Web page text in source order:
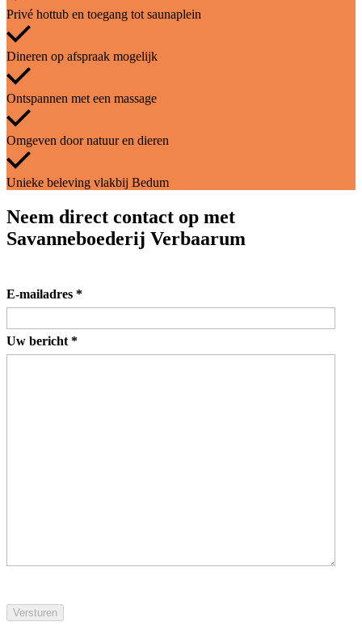
Privé hottub en toegang tot saunaplein
Dineren op afspraak mogelijk
Ontspannen met een massage
Omgeven door natuur en dieren
Unieke beleving vlakbij Bedum
Neem direct contact op met
Savanneboederij Verbaarum
E-mailadres *
Uw bericht *